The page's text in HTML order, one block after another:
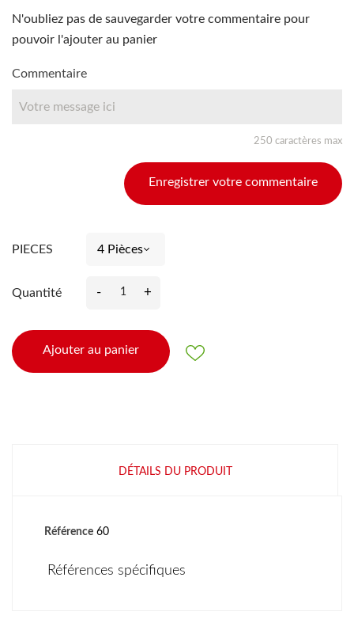
N'oubliez pas de sauvegarder votre commentaire pour
pouvoir l'ajouter au panier
Commentaire
250 caractères max
Enregistrer votre commentaire
PIECES
Quantité - +
Ajouter au panier
DÉTAILS DU PRODUIT
Référence 60
Références spécifiques